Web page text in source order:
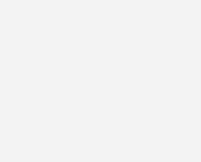
zijn wij op zoek naar JOU!
Mammografie